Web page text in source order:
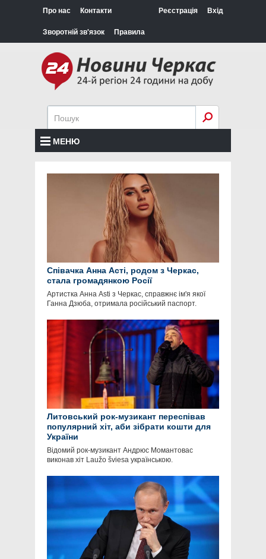
Про нас Контакти
Зворотній зв'язок Правила
Реєстрація Вхід
МЕНЮ
Співачка Анна Асті, родом з Черкас,
стала громадянкою Росії
Артистка Анна Asti з Черкас, справжнє ім'я якої
Ганна Дзюба, отримала російський паспорт.
Литовський рок-музикант переспівав
популярний хіт, аби зібрати кошти для
України
Відомий рок-музикант Андрюс Момантовас
виконав хіт Laužo šviesa українською.